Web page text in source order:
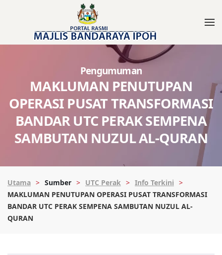
Pengumuman
MAKLUMAN PENUTUPAN
OPERASI PUSAT TRANSFORMASI
BANDAR UTC PERAK SEMPENA
SAMBUTAN NUZUL AL-QURAN
Utama Sumber UTC Perak
Info Terkini
MAKLUMAN PENUTUPAN OPERASI PUSAT TRANSFORMASI
BANDAR UTC PERAK SEMPENA SAMBUTAN NUZUL AL-
QURAN